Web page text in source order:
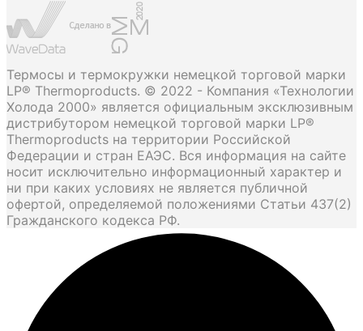
Термосы и термокружки немецкой торговой марки
LP® Thermoproducts. © 2022 - Компания «Технологии
Холода 2000» является официальным эксклюзивным
дистрибутором немецкой торговой марки LP®
Thermoproducts на территории Российской
Федерации и стран ЕАЭС. Вся информация на сайте
носит исключительно информационный характер и
ни при каких условиях не является публичной
офертой, определяемой положениями Статьи 437(2)
Гражданского кодекса РФ.